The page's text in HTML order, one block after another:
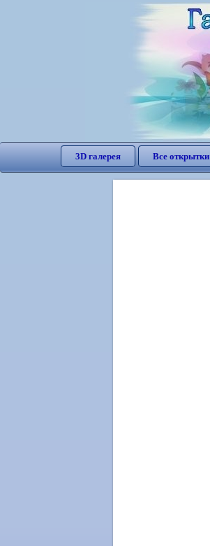
3D галерея Все открытки